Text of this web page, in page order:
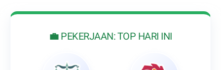
💼 PEKERJAAN: TOP HARI INI